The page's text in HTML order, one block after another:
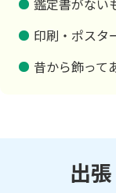
印刷・ポスタ
昔から飾って
出